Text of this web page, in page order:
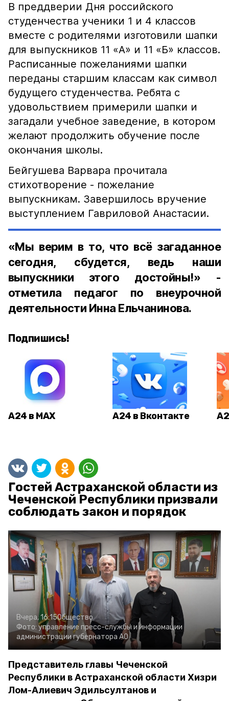
В преддверии Дня российского
студенчества ученики 1 и 4 классов
вместе с родителями изготовили шапки
для выпускников 11 «А» и 11 «Б» классов.
Расписанные пожеланиями шапки
переданы старшим классам как символ
будущего студенчества. Ребята с
удовольствием примерили шапки и
загадали учебное заведение, в котором
желают продолжить обучение после
окончания школы.
Бейгушева Варвара прочитала
стихотворение - пожелание
выпускникам. Завершилось вручение
выступлением Гавриловой Анастасии.
«Мы верим в то, что всё загаданное
сегодня, сбудется, ведь наши
выпускники этого достойны!» -
отметила педагог по внеурочной
деятельности Инна Ельчанинова.
Подпишись!
А24 в MAX А24 в Вконтакте
Гостей Астраханской области из
Чеченской Республики призвали
соблюдать закон и порядок
Вчера, 16:15Общество
Фото: управление пресс-службы и информации
администрации губернатора АО
Представитель главы Чеченской
Республики в Астраханской области Хизри
Лом-Алиевич Эдильсултанов и